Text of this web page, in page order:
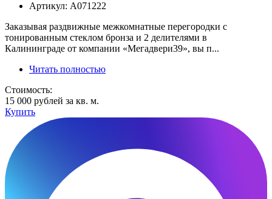
Артикул: А071222
Заказывая раздвижные межкомнатные перегородки с
тонированным стеклом бронза и 2 делителями в
Калининграде от компании «Мегадвери39», вы п...
Читать полностью
Стоимость:
15 000 рублей за кв. м.
Купить